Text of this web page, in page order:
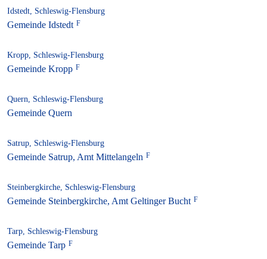
Idstedt, Schleswig-Flensburg
Gemeinde Idstedt
Kropp, Schleswig-Flensburg
Gemeinde Kropp
Quern, Schleswig-Flensburg
Gemeinde Quern
Satrup, Schleswig-Flensburg
Gemeinde Satrup, Amt Mittelangeln
Steinbergkirche, Schleswig-Flensburg
Gemeinde Steinbergkirche, Amt Geltinger Bucht
Tarp, Schleswig-Flensburg
Gemeinde Tarp